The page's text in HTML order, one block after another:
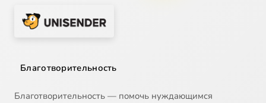
Благотворительность
Благотворительность — помочь нуждающимся